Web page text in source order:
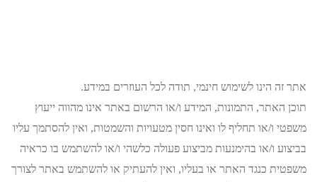
אתר זה הינו לשימוש חינמי, תודה לכל העוזרים במידע.
תוכן האתר, התמונות, המידע ו/או הרשום באתר אינו מהווה ייעוץ
משפטי ו/או תחליף לו ואינו חסין מטעויות והשמטות, ואין להסתמך עליו
בביצוע ו/או בהימנעות מביצוע פעולה כלשהי ו/או להשתמש בו כראיה
משפטית כנגד האתר או בעליו, ואין להעתיק או להשתמש באתר לצורך